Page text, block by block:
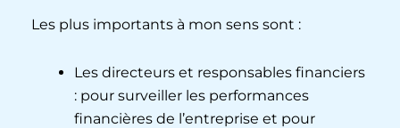
Les plus importants à mon sens sont :
Les directeurs et responsables financiers
: pour surveiller les performances
financières de l’entreprise et pour